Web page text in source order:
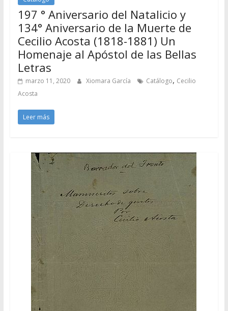
197 ° Aniversario del Natalicio y
134° Aniversario de la Muerte de
Cecilio Acosta (1818-1881) Un
Homenaje al Apóstol de las Bellas
Letras
marzo 11, 2020 Xiomara García Catálogo, Cecilio
Acosta
Leer más